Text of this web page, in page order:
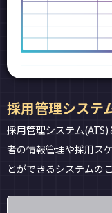
採用管理システ
採用管理システム
者の情報管理や採用ス
とができるシステムの